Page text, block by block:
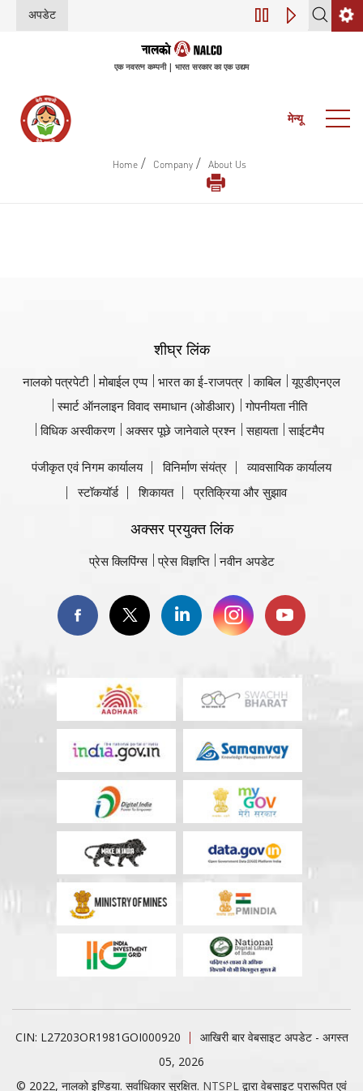
अपडेट डिजिटल परिवर्तन
एक नवरत्न कम्पनी | भारत सरकार का एक उद्यम
मेन्यू
Home / Company / About Us
शीघ्र लिंक
नालको पत्रपेटी मोबाईल एप्प भारत का ई-राजपत्र काबिल
यूएडीएनएल
स्मार्ट ऑनलाइन विवाद समाधान (ओडीआर)
गोपनीयता नीति
विधिक अस्वीकरण
अक्सर पूछे जानेवाले प्रश्न सहायता साईटमैप
पंजीकृत एवं निगम कार्यालय विनिर्माण संयंत्र
व्यावसायिक कार्यालय
स्टॉकयॉर्ड
शिकायत प्रतिक्रिया और सुझाव
अक्सर प्रयुक्त लिंक
प्रेस क्लिपिंग्स प्रेस विज्ञप्ति नवीन अपडेट
CIN: L27203OR1981GOI000920
आखिरी बार वेबसाइट अपडेट - अगस्त
05, 2026
© 2022, नालको इण्डिया. सर्वाधिकार सुरक्षित. NTSPL द्वारा वेबसाइट प्रारूपित एवं